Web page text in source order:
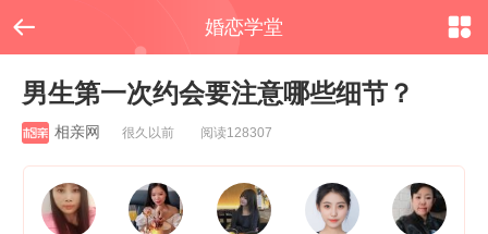
 婚恋学堂
男生第一次约会要注意哪些细节？
相亲网 很久以前 阅读128307
